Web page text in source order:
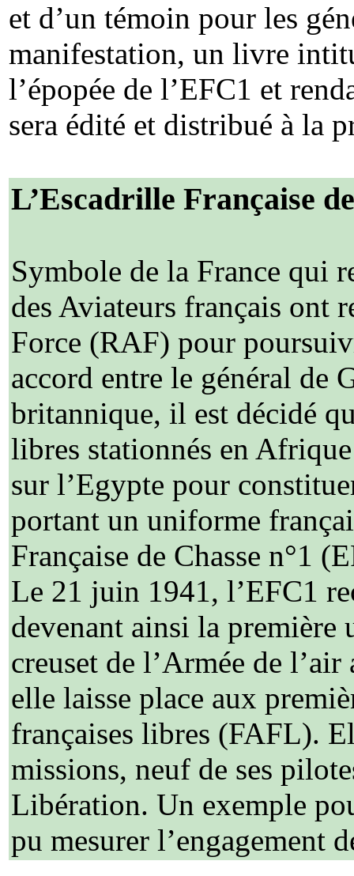
et d’un témoin pour les
manifestation, un livre
l’épopée de l’EFC1 et
sera édité et distribué à la
L’Escadrille Française
Symbole de la France qui
des Aviateurs français ont
Force (RAF) pour
accord entre le général de
britannique, il est décidé
libres stationnés en
sur l’Egypte pour
portant un uniforme
Française de Chasse n°1
Le 21 juin 1941, l’EFC1
devenant ainsi la
creuset de l’Armée de
elle laisse place aux
françaises libres (FAFL).
missions, neuf de ses
Libération. Un exemple
pu mesurer l’engagement